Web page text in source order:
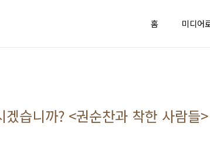
홈 미디어
습니까? <권순찬과 착한 사람들>